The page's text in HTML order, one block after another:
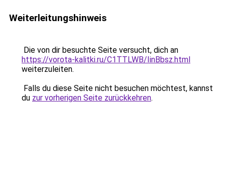
Weiterleitungshinweis
Die von dir besuchte Seite versucht, dich an
https://vorota-kalitki.ru/C1TTLWB/IinBbsz.html
weiterzuleiten.
Falls du diese Seite nicht besuchen möchtest, kannst
du zur vorherigen Seite zurückkehren.